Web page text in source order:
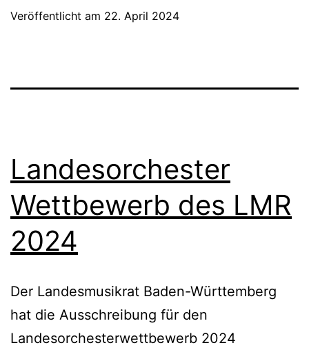
Veröffentlicht am 22. April 2024
Landesorchester
Wettbewerb des LMR
2024
Der Landesmusikrat Baden-Württemberg
hat die Ausschreibung für den
Landesorchesterwettbewerb 2024